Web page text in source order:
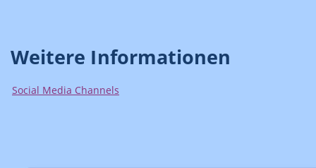
Weitere Informationen
Social Media Channels